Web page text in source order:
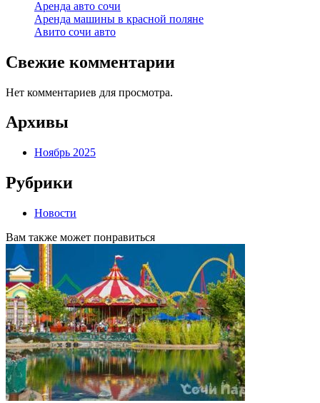
Аренда авто сочи
Аренда машины в красной поляне
Авито сочи авто
Свежие комментарии
Нет комментариев для просмотра.
Архивы
Ноябрь 2025
Рубрики
Новости
Вам также может понравиться